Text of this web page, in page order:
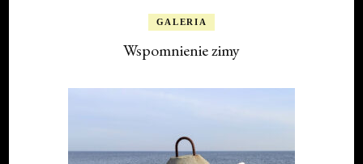
GALERIA
Wspomnienie zimy